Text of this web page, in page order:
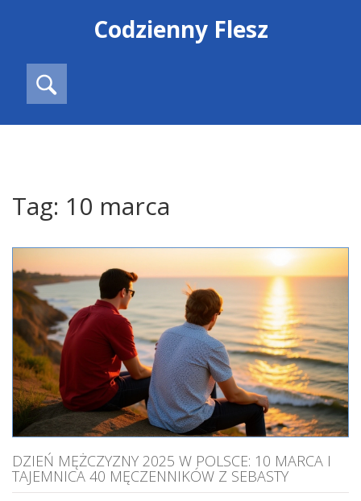
Codzienny Flesz
Tag: 10 marca
DZIEŃ MĘŻCZYZNY 2025 W POLSCE: 10 MARCA I
TAJEMNICA 40 MĘCZENNIKÓW Z SEBASTY